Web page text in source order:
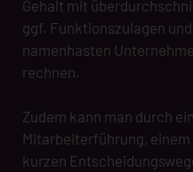
Gehalt mit
ggf. Funktionszulagen
namenhasten
rechnen.
Zudem kann man durch
Mitarbeiterführung,
kurzen